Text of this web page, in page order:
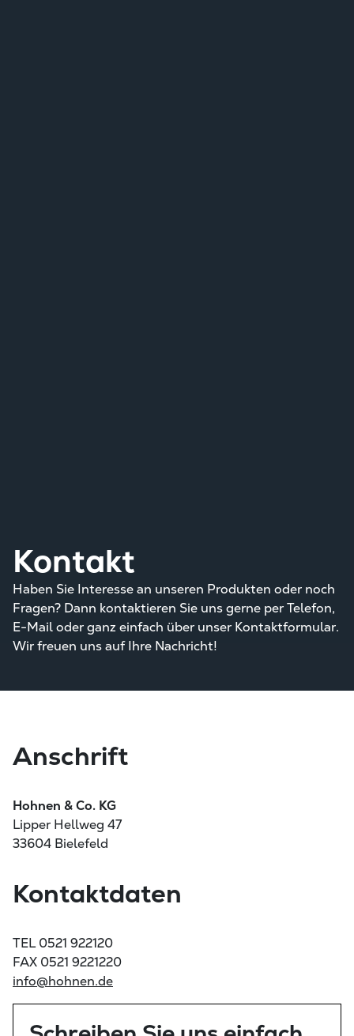
Kontakt
Haben Sie Interesse an unseren Produkten oder noch
Fragen? Dann kontaktieren Sie uns gerne per Telefon,
E-Mail oder ganz einfach über unser Kontaktformular.
Wir freuen uns auf Ihre Nachricht!
Anschrift
Hohnen & Co. KG
Lipper Hellweg 47
33604 Bielefeld
Kontaktdaten
TEL 0521 922120
FAX 0521 9221220
info@hohnen.de